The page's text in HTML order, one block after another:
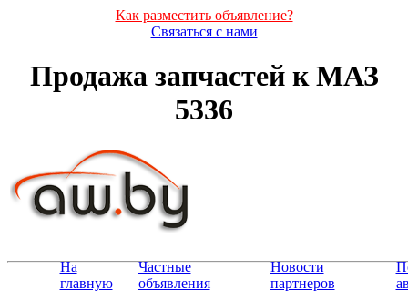
Как разместить объявление?
Связаться с нами
Продажа запчастей к МАЗ
5336
На
главную
Частные
объявления
Новости
партнеров